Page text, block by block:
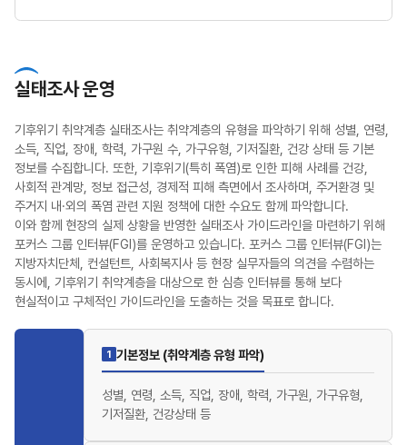
실태조사 운영
기후위기 취약계층 실태조사는 취약계층의 유형을 파악하기 위해 성별, 연령,
소득, 직업, 장애, 학력, 가구원 수, 가구유형, 기저질환, 건강 상태 등 기본
정보를 수집합니다. 또한, 기후위기(특히 폭염)로 인한 피해 사례를 건강,
사회적 관계망, 정보 접근성, 경제적 피해 측면에서 조사하며, 주거환경 및
주거지 내·외의 폭염 관련 지원 정책에 대한 수요도 함께 파악합니다.
이와 함께 현장의 실제 상황을 반영한 실태조사 가이드라인을 마련하기 위해
포커스 그룹 인터뷰(FGI)를 운영하고 있습니다. 포커스 그룹 인터뷰(FGI)는
지방자치단체, 컨설턴트, 사회복지사 등 현장 실무자들의 의견을 수렴하는
동시에, 기후위기 취약계층을 대상으로 한 심층 인터뷰를 통해 보다
현실적이고 구체적인 가이드라인을 도출하는 것을 목표로 합니다.
1 기본정보 (취약계층 유형 파악)
성별, 연령, 소득, 직업, 장애, 학력, 가구원, 가구유형,
기저질환, 건강상태 등